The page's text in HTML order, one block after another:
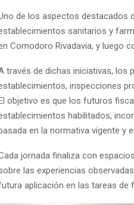
de los aspectos destacados
sanitarios y
Comodoro Rivadavia, y luego
través de dichas iniciativas, los
inspecciones
objetivo es que los futuros
habilitados,
en la normativa vigente y
jornada finaliza con
las experiencias
aplicación en las tareas de